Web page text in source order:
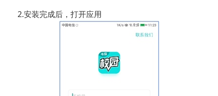
2.安装完成后，打开应用